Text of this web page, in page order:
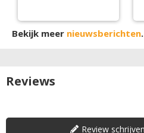
Bekijk meer nieuwsberichten.
Reviews
Review schrijven